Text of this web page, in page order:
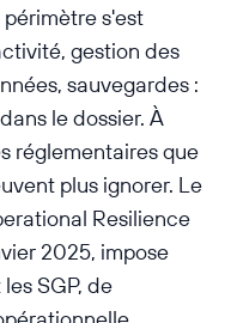
s'est
gestion des
sauvegardes :
le dossier. À
réglementaires que
plus ignorer. Le
Resilience
2025, impose
SGP, de